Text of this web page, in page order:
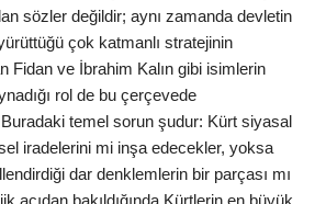
sözler değildir; aynı zamanda devletin
çok katmanlı stratejinin
Fidan ve İbrahim Kalın gibi isimlerin
rol de bu çerçevede
Buradaki temel sorun şudur: Kürt siyasal
iradelerini mi inşa edecekler, yoksa
dar denklemlerin bir parçası mı